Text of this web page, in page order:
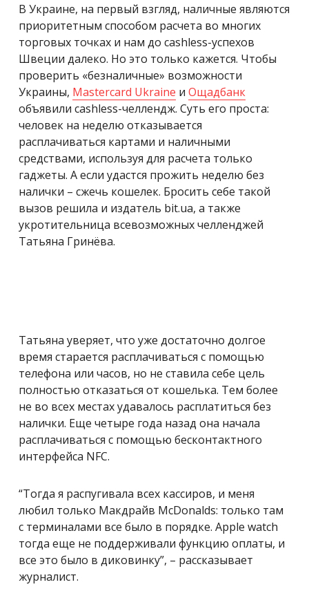
В Украине, на первый взгляд, наличные являются
приоритетным способом расчета во многих
торговых точках и нам до cashless-успехов
Швеции далеко. Но это только кажется. Чтобы
проверить «безналичные» возможности
Украины, Mastercard Ukraine и Ощадбанк
объявили cashless-челлендж. Суть его проста:
человек на неделю отказывается
расплачиваться картами и наличными
средствами, используя для расчета только
гаджеты. А если удастся прожить неделю без
налички – сжечь кошелек. Бросить себе такой
вызов решила и издатель bit.ua, а также
укротительница всевозможных челленджей
Татьяна Гринёва.
Татьяна уверяет, что уже достаточно долгое
время старается расплачиваться с помощью
телефона или часов, но не ставила себе цель
полностью отказаться от кошелька. Тем более
не во всех местах удавалось расплатиться без
налички. Еще четыре года назад она начала
расплачиваться с помощью бесконтактного
интерфейса NFC.
“Тогда я распугивала всех кассиров, и меня
любил только Макдрайв McDonalds: только там
с терминалами все было в порядке. Apple watch
тогда еще не поддерживали функцию оплаты, и
все это было в диковинку”, – рассказывает
журналист.